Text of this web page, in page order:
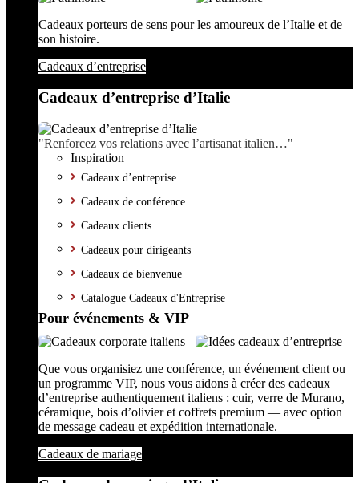
Cadeaux porteurs de sens pour les amoureux de l’Italie et de
son histoire.
Cadeaux d’entreprise
Cadeaux d’entreprise d’Italie
"Renforcez vos relations avec l’artisanat italien…"
Inspiration
Cadeaux d’entreprise
Cadeaux de conférence
Cadeaux clients
Cadeaux pour dirigeants
Cadeaux de bienvenue
Catalogue Cadeaux d'Entreprise
Pour événements & VIP
Que vous organisiez une conférence, un événement client ou
un programme VIP, nous vous aidons à créer des cadeaux
d’entreprise authentiquement italiens : cuir, verre de Murano,
céramique, bois d’olivier et coffrets premium — avec option
de message cadeau et expédition internationale.
Cadeaux de mariage